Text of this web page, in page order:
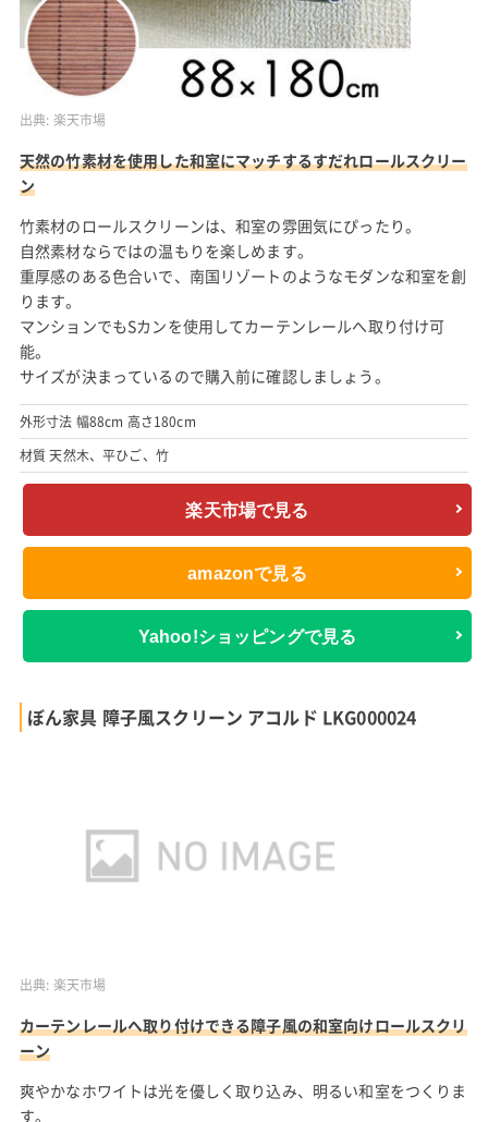
出典: 楽天市場
天然の竹素材を使用した和室にマッチするすだれロールスクリー
ン
竹素材のロールスクリーンは、和室の雰囲気にぴったり。
自然素材ならではの温もりを楽しめます。
重厚感のある色合いで、南国リゾートのようなモダンな和室を創
ります。
マンションでもSカンを使用してカーテンレールへ取り付け可
能。
サイズが決まっているので購入前に確認しましょう。
外形寸法 幅88cm 高さ180cm
材質 天然木、平ひご、竹
楽天市場で見る
amazonで見る
Yahoo!ショッピングで見る
ぼん家具 障子風スクリーン アコルド LKG000024
出典: 楽天市場
カーテンレールへ取り付けできる障子風の和室向けロールスクリ
ーン
爽やかなホワイトは光を優しく取り込み、明るい和室をつくりま
す。